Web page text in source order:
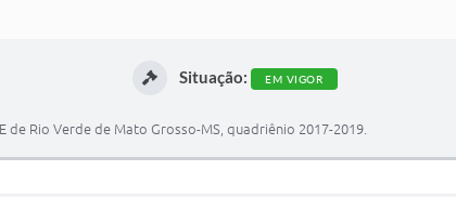
Situação: EM VIGOR
Rio Verde de Mato Grosso-MS, quadriênio 2017-2019.